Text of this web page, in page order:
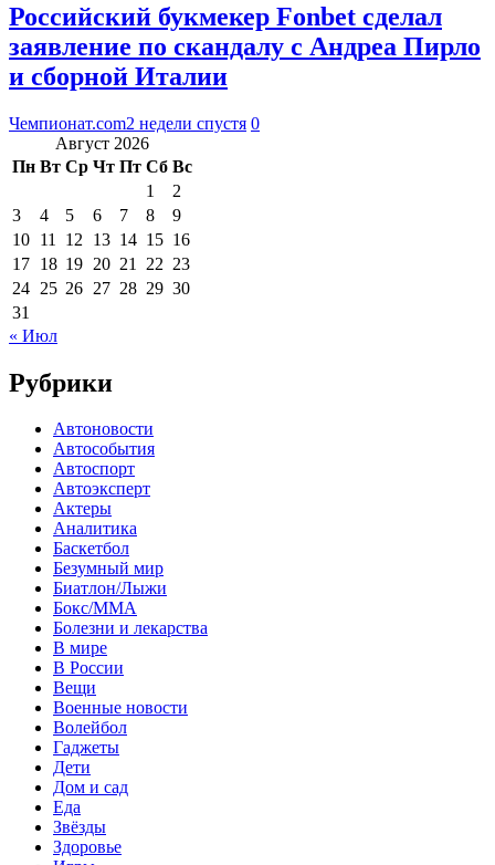
Российский букмекер Fonbet сделал
заявление по скандалу с Андреа Пирло
и сборной Италии
Чемпионат.com2 недели спустя 0
Август 2026
Пн Вт Ср Чт Пт Сб Вс
1
2
3
4 5 6 7 8
9
10 11 12 13 14 15 16
17 18 19 20 21 22 23
24 25 26 27 28 29 30
31
« Июл
Рубрики
Автоновости
Автособытия
Автоспорт
Автоэксперт
Актеры
Аналитика
Баскетбол
Безумный мир
Биатлон/Лыжи
Бокс/MMA
Болезни и лекарства
В мире
В России
Вещи
Военные новости
Волейбол
Гаджеты
Дети
Дом и сад
Еда
Звёзды
Здоровье